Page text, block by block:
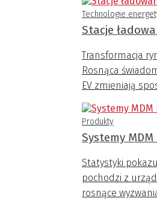
Technologie
Stacje
Transformacja
Rosnąca
EV zmieniają
Produkty
Systemy
Statystyki
pochodzi z
rosnące